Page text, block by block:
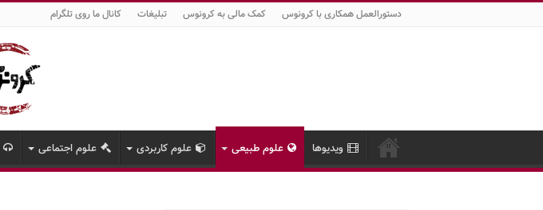
دستورالعمل همکاری با کرونوس کمک مالی به کرونوس تبلیغات کانال ما روی تلگرام
ویدیوها علوم طبیعی علوم کاربردی علوم اجتماعی